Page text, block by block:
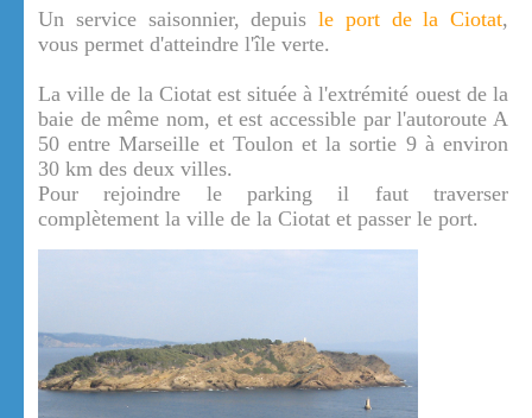
Un service saisonnier, depuis le port de la Ciotat,
vous permet d'atteindre l'île verte.
La ville de la Ciotat est située à l'extrémité ouest de la
baie de même nom, et est accessible par l'autoroute A
50 entre Marseille et Toulon et la sortie 9 à environ
30 km des deux villes.
Pour rejoindre le parking il faut traverser
complètement la ville de la Ciotat et passer le port.